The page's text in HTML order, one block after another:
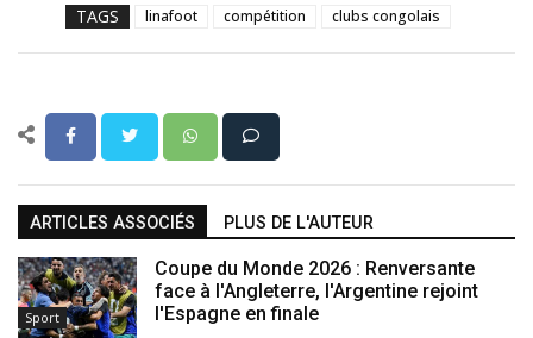
TAGS linafoot compétition clubs congolais
ARTICLES ASSOCIÉS PLUS DE L'AUTEUR
Sport
Coupe du Monde 2026 : Renversante
face à l'Angleterre, l'Argentine rejoint
l'Espagne en finale